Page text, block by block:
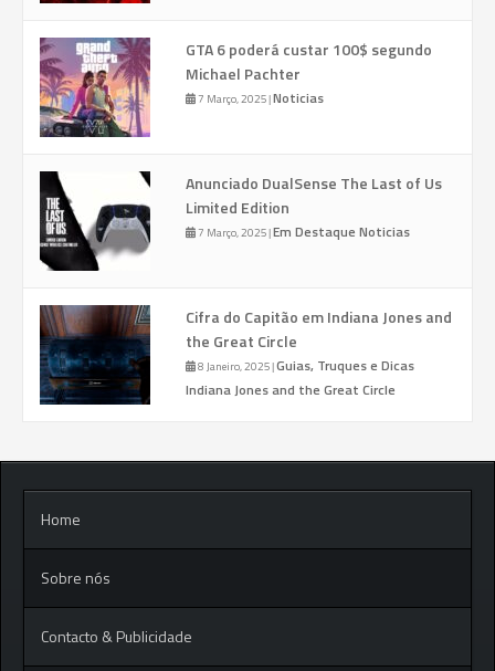
GTA 6 poderá custar 100$ segundo
Michael Pachter
7 Março, 2025|Noticias
Anunciado DualSense The Last of Us
Limited Edition
7 Março, 2025|Em Destaque Noticias
Cifra do Capitão em Indiana Jones and
the Great Circle
8 Janeiro, 2025|Guias, Truques e Dicas
Indiana Jones and the Great Circle
Home
Sobre nós
Contacto & Publicidade